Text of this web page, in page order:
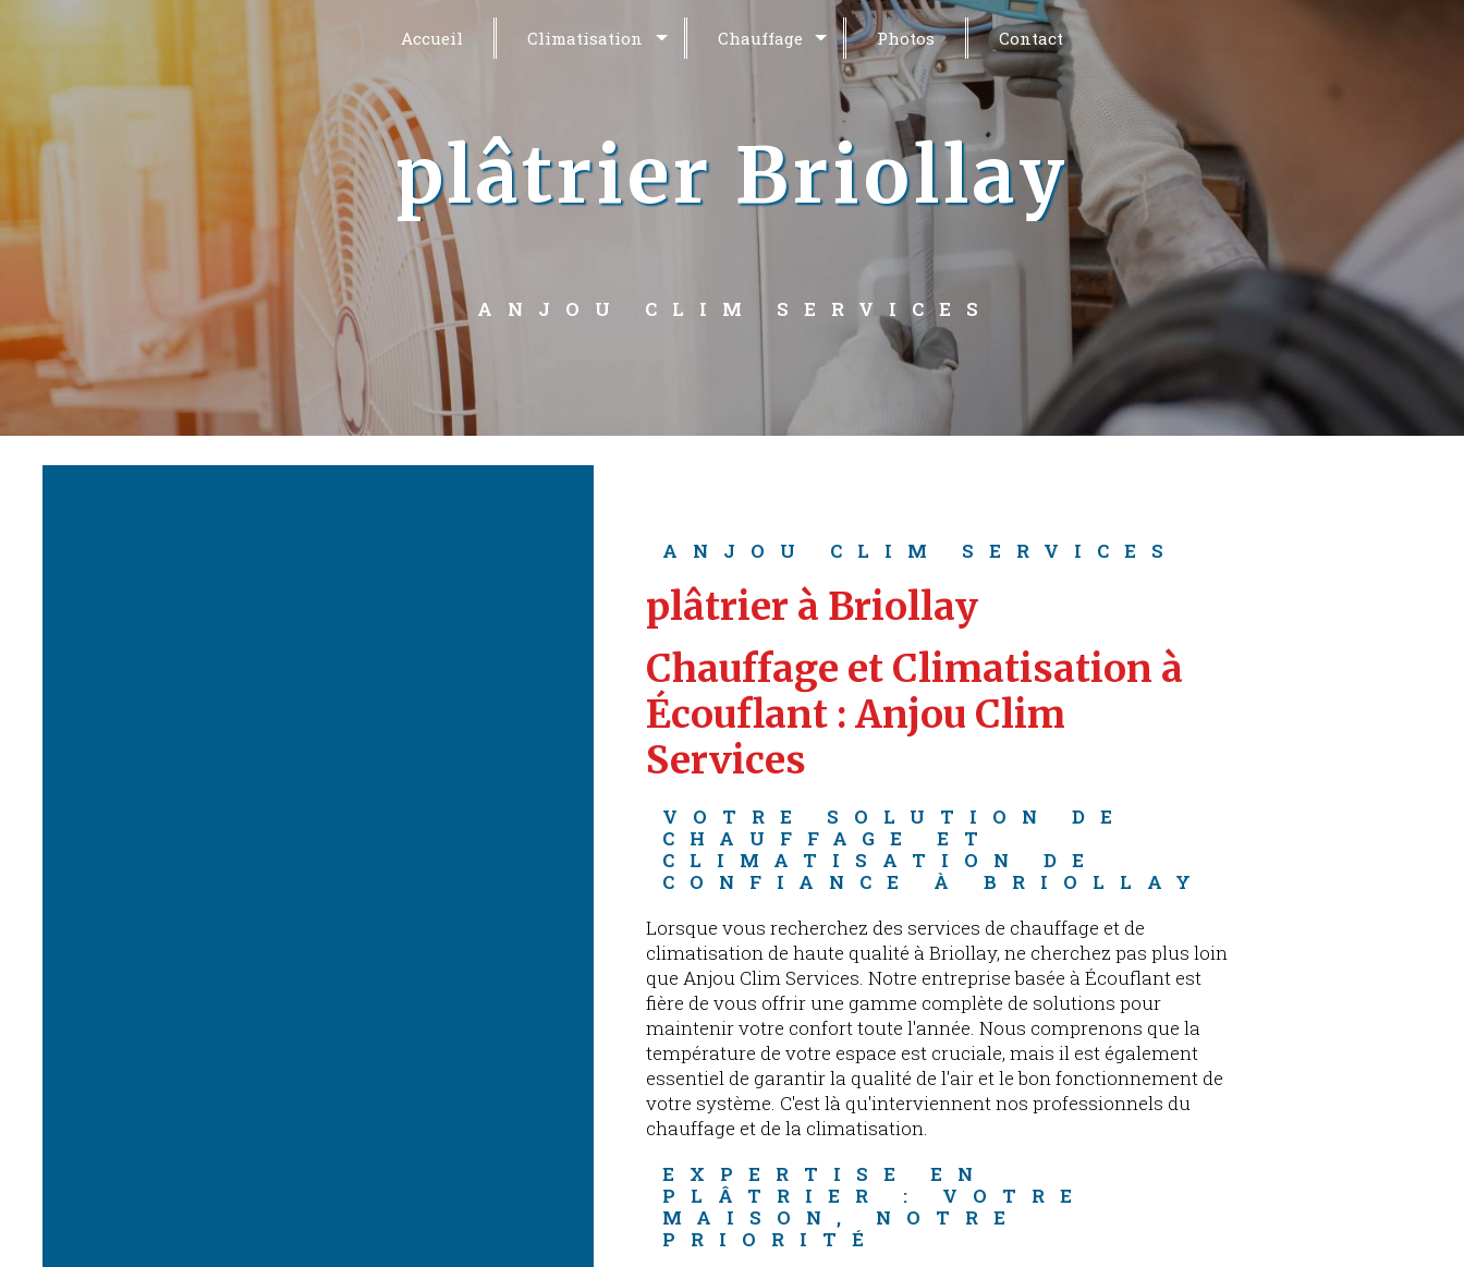
Accueil Climatisation Chauffage Photos Contact
plâtrier Briollay
ANJOU CLIM SERVICES
ANJOU CLIM SERVICES
plâtrier à Briollay
Chauffage et Climatisation à
Écouflant : Anjou Clim
Services
VOTRE SOLUTION DE
CHAUFFAGE ET
CLIMATISATION DE
CONFIANCE À BRIOLLAY
Lorsque vous recherchez des services de chauffage et de
climatisation de haute qualité à Briollay, ne cherchez pas plus loin
que Anjou Clim Services. Notre entreprise basée à Écouflant est
fière de vous offrir une gamme complète de solutions pour
maintenir votre confort toute l'année. Nous comprenons que la
température de votre espace est cruciale, mais il est également
essentiel de garantir la qualité de l'air et le bon fonctionnement de
votre système. C'est là qu'interviennent nos professionnels du
chauffage et de la climatisation.
EXPERTISE EN
PLÂTRIER : VOTRE
MAISON, NOTRE
PRIORITÉ